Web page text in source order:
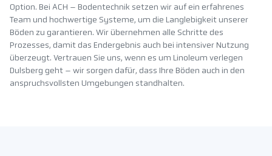
Option. Bei ACH – Bodentechnik setzen wir auf ein erfahrenes
Team und hochwertige Systeme, um die Langlebigkeit unserer
Böden zu garantieren. Wir übernehmen alle Schritte des
Prozesses, damit das Endergebnis auch bei intensiver Nutzung
überzeugt. Vertrauen Sie uns, wenn es um Linoleum verlegen
Dulsberg geht – wir sorgen dafür, dass Ihre Böden auch in den
anspruchsvollsten Umgebungen standhalten.